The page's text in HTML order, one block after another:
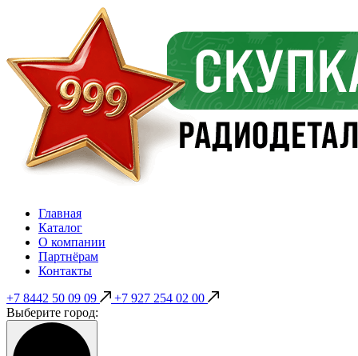
Главная
Каталог
О компании
Партнёрам
Контакты
+7 8442 50 09 09
+7 927 254 02 00
Выберите город: